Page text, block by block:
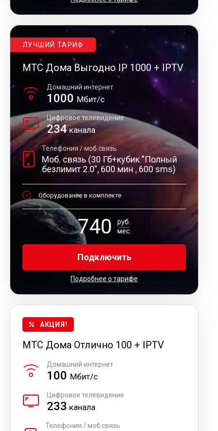
ЛУЧШИЙ ТАРИФ
МТС Дома Выгодно IP 1000 + IPTV
1000 Мбит/с
Домашний интернет
234канала
Цифровое телевидение
Моб. связь (30 Гб+кубик "Полный
безлимит 2.0", 600 мин , 600 sms)
Телефония / моб.связь
Оборудование в комплекте
740
руб.
мес.
Подключить
Подробнее о тарифе
МТС Дома Отлично 100 + IPTV
АКЦИЯ!
100 Мбит/с
Домашний интернет
233 канала
Цифровое телевидение
Телефония / моб.связь